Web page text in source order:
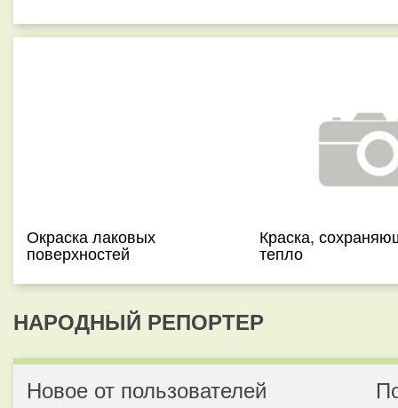
Окраска лаковых
поверхностей
Краска,
тепло
НАРОДНЫЙ РЕПОРТЕР
Новое от пользователей